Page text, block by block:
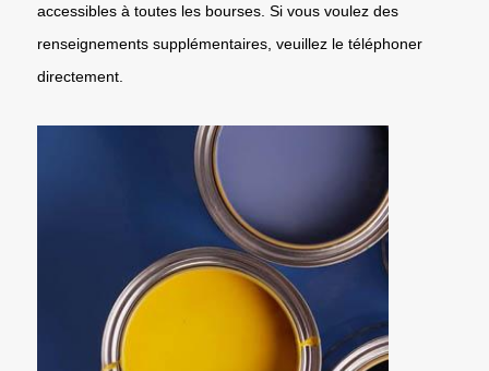
accessibles à toutes les bourses. Si vous voulez des
renseignements supplémentaires, veuillez le téléphoner
directement.